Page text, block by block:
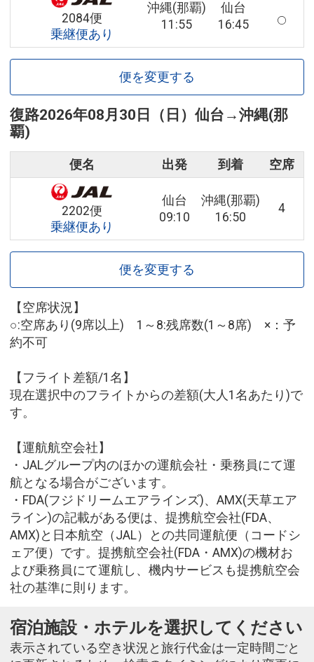
2084便
乗継便あり
沖縄(那覇)
11:55
仙台
16:45
便を変更する
復路2026年08月30日（日） 仙台 →沖縄(那
覇)
便名 出発 到着 空席
2202便
乗継便あり
仙台
09:10
沖縄(那覇)
16:50
4
便を変更する
【空席状況】
○:空席あり(9席以上) 1～8:残席数(1～8席) ×：予
約不可
【フライト差額/1名】
現在選択中のフライトからの差額(大人1名あたり)で
す。
【運航航空会社】
・JALグループ内のほかの運航会社・乗務員にて運
航となる場合がございます。
・FDA(フジドリームエアラインズ)、AMX(天草エア
ライン)の記載がある便は、提携航空会社(FDA、
AMX)と日本航空（JAL）との共同運航便（コードシ
ェア便）です。提携航空会社(FDA・AMX)の機材お
よび乗務員にて運航し、機内サービスも提携航空会
社の基準に則ります。
宿泊施設・ホテルを選択してください
表示されている空き状況と旅行代金は一定時間ごと